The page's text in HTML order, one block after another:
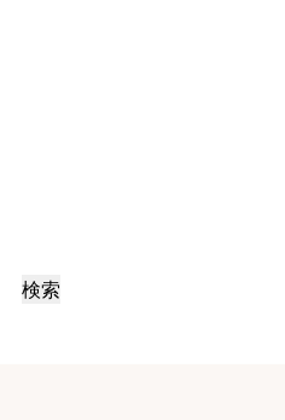
検索